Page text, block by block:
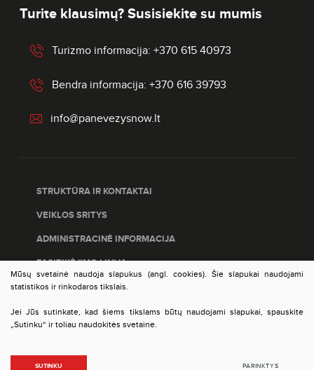
Turite klausimų? Susisiekite su mumis
Turizmo informacija: +370 615 40973
Bendra informacija: +370 616 39793
info@panevezysnow.lt
STRUKTŪRA IR KONTAKTAI
VEIKLOS SRITYS
ADMINISTRACINĖ INFORMACIJA
PASITIKĖJIMO LINIJA
PASLAUGŲ ĮVERTINIMAS
DUOMENŲ APSAUGA
© 2023 VšĮ Panevėžio plėtros agentūra. Visos teisės
Mūsų svetainė naudoja slapukus (angl. cookies). Šie slapukai naudojami
statistikos ir rinkodaros tikslais.
Jei Jūs sutinkate, kad šiems tikslams būtų naudojami slapukai, spauskite
„Sutinku“ ir toliau naudokitės svetaine.
SUTINKU PARINKTYS